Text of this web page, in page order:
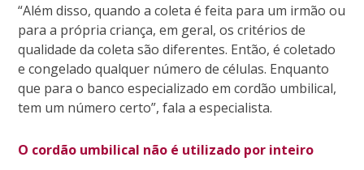
“Além disso, quando a coleta é feita para um irmão ou
para a própria criança, em geral, os critérios de
qualidade da coleta são diferentes. Então, é coletado
e congelado qualquer número de células. Enquanto
que para o banco especializado em cordão umbilical,
tem um número certo”, fala a especialista.
O cordão umbilical não é utilizado por inteiro